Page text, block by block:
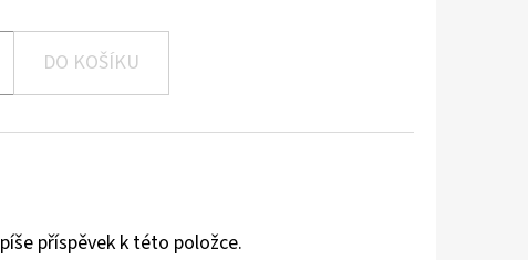
DO KOŠÍKU
příspěvek k této položce.